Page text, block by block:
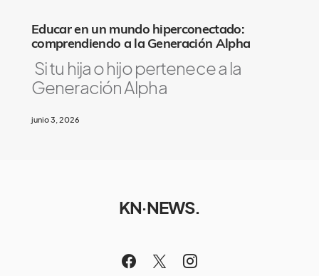
Educar en un mundo hiperconectado:
comprendiendo a la Generación Alpha
Si tu hija o hijo pertenece a la
Generación Alpha
junio 3, 2026
KN·NEWS.